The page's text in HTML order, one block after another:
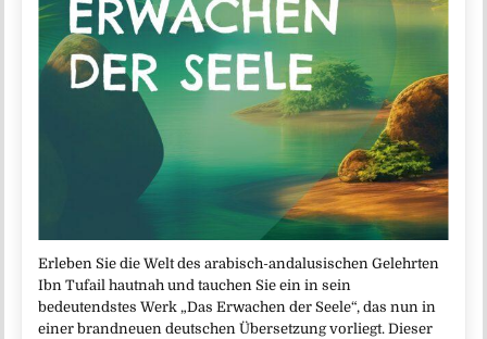
Erleben Sie die Welt des arabisch-andalusischen Gelehrten
Ibn Tufail hautnah und tauchen Sie ein in sein
bedeutendstes Werk „Das Erwachen der Seele“, das nun in
einer brandneuen deutschen Übersetzung vorliegt. Dieser